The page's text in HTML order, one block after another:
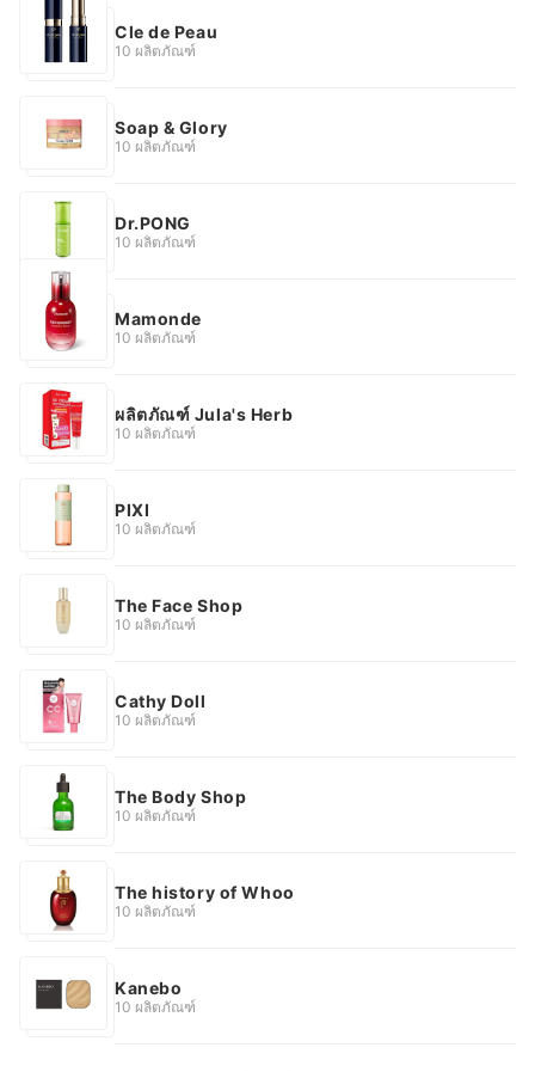
Cle de Peau
10 ผลิตภัณฑ์
Soap & Glory
10 ผลิตภัณฑ์
Dr.PONG
10 ผลิตภัณฑ์
Mamonde
10 ผลิตภัณฑ์
ผลิตภัณฑ์ Jula's Herb
10 ผลิตภัณฑ์
PIXI
10 ผลิตภัณฑ์
The Face Shop
10 ผลิตภัณฑ์
Cathy Doll
10 ผลิตภัณฑ์
The Body Shop
10 ผลิตภัณฑ์
The history of Whoo
10 ผลิตภัณฑ์
Kanebo
10 ผลิตภัณฑ์